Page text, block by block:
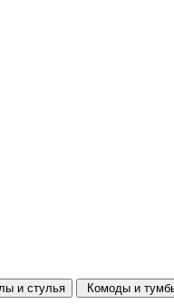
и стулья Комоды и